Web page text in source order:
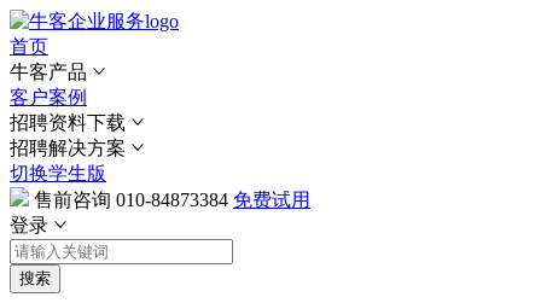
首页
牛客产品
客户案例
招聘资料下载
招聘解决方案
切换学生版
售前咨询 010-84873384 免费试用
登录
搜索